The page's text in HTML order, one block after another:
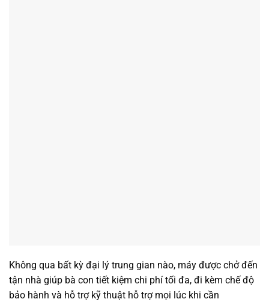
Không qua bất kỳ đại lý trung gian nào, máy được chở đến
tận nhà giúp bà con tiết kiệm chi phí tối đa, đi kèm chế độ
bảo hành và hỗ trợ kỹ thuật hỗ trợ mọi lúc khi cần